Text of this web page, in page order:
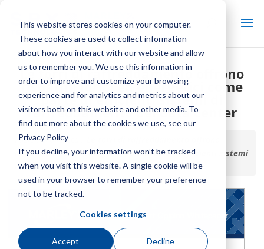
This website stores cookies on your computer.
These cookies are used to collect information
about how you interact with our website and allow
us to remember you. We use this information in
order to improve and customize your browsing
experience and for analytics and metrics about our
visitors both on this website and other media. To
find out more about the cookies we use, see our
Privacy Policy
If you decline, your information won’t be tracked
when you visit this website. A single cookie will be
used in your browser to remember your preference
not to be tracked.
Cookies settings
Accept Decline
Le torri di raffreddamento offrono
risparmi idrici ed energetici come
parte di efficienti sistemi di
raffreddamento dei data center
Inizio / Biblioteca /
risparmi idrici ed energetici come parte di efficienti sistemi
di raffreddamento dei data center